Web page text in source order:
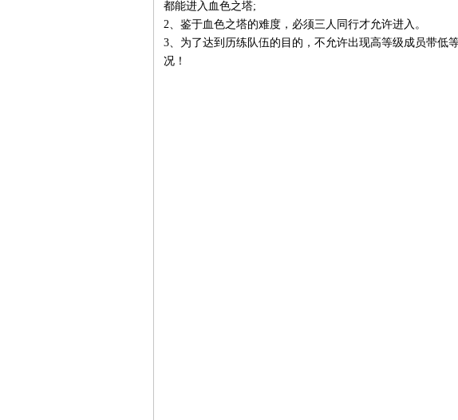
都能进入血色之塔;
2、鉴于血色之塔的难度，必须三人同行才允许进入。
3、为了达到历练队伍的目的，不允许出现高等级成员带低
况！